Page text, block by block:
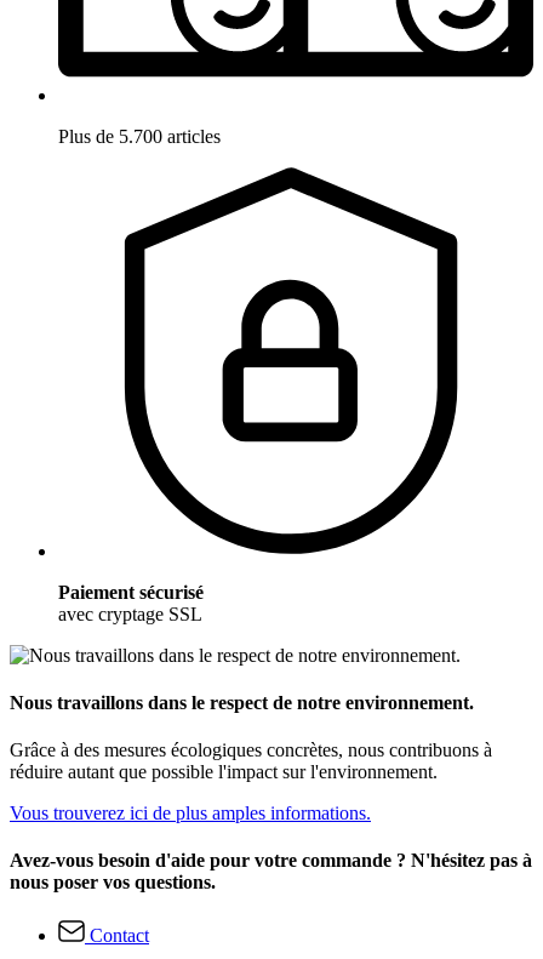
Plus de 5.700 articles
Paiement sécurisé
avec cryptage SSL
Nous travaillons dans le respect de notre environnement.
Grâce à des mesures écologiques concrètes, nous contribuons à
réduire autant que possible l'impact sur l'environnement.
Vous trouverez ici de plus amples informations.
Avez-vous besoin d'aide pour votre commande ? N'hésitez pas à
nous poser vos questions.
Contact